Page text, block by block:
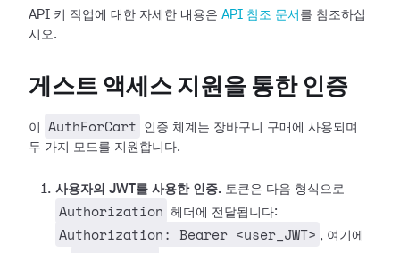
API 키 작업에 대한 자세한 내용은 API 참조 문서 를 참조하십
시오.
게스트 액세스 지원을 통한 인증
이 AuthForCart
인증 체계는 장바구니 구매에 사용되며
두 가지 모드를 지원합니다.
사용자의 JWT를 사용한 인증. 토큰은 다음 형식으로
Authorization 헤더에 전달됩니다:
Authorization: Bearer <user_JWT> , 여기에